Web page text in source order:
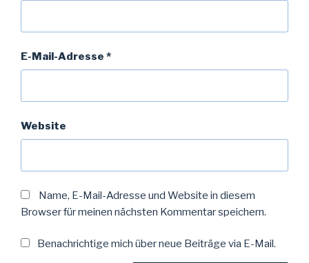
E-Mail-Adresse *
Website
Name, E-Mail-Adresse und Website in diesem
Browser für meinen nächsten Kommentar speichern.
Benachrichtige mich über neue Beiträge via E-Mail.